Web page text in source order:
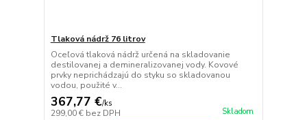
Tlaková nádrž 76 litrov
Oceľová tlaková nádrž určená na skladovanie
destilovanej a demineralizovanej vody. Kovové
prvky neprichádzajú do styku so skladovanou
vodou, použité v...
367,77 €/ks
299,00 € bez DPH Skladom